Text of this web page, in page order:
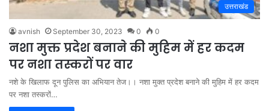
उत्तराखंड
avnish September 30, 2023 0 0
नशा मुक्त प्रदेश बनाने की मुहिम में हर कदम
पर नशा तस्करों पर वार
नशे के खिलाफ दून पुलिस का अभियान तेज।। नशा मुक्त प्रदेश बनाने की मुहिम में हर कदम
पर नशा तस्करों…